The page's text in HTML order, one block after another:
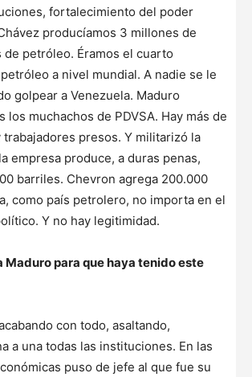
fortalecimiento del poder
producíamos 3 millones de
petróleo. Éramos el cuarto
a nivel mundial. A nadie se le
golpear a Venezuela. Maduro
los muchachos de PDVSA. Hay más de
trabajadores presos. Y militarizó la
empresa produce, a duras penas,
barriles. Chevron agrega 200.000
como país petrolero, no importa en el
Y no hay legitimidad.
Maduro para que haya tenido este
con todo, asaltando,
a una todas las instituciones. En las
puso de jefe al que fue su